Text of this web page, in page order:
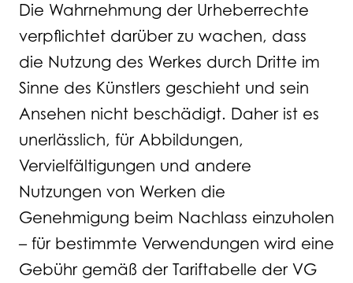
Die Wahrnehmung der Urheberrechte
verpflichtet darüber zu wachen, dass
die Nutzung des Werkes durch Dritte im
Sinne des Künstlers geschieht und sein
Ansehen nicht beschädigt. Daher ist es
unerlässlich, für Abbildungen,
Vervielfältigungen und andere
Nutzungen von Werken die
Genehmigung beim Nachlass einzuholen
– für bestimmte Verwendungen wird eine
Gebühr gemäß der Tariftabelle der VG